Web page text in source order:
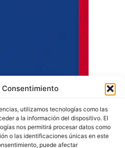
Consentimiento
utilizamos tecnologías como las
a la información del dispositivo. El
nos permitirá procesar datos como
o las identificaciones únicas en este
puede afectar